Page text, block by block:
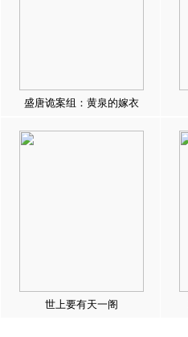
盛唐诡案组：黄泉的嫁衣
世上要有天一阁